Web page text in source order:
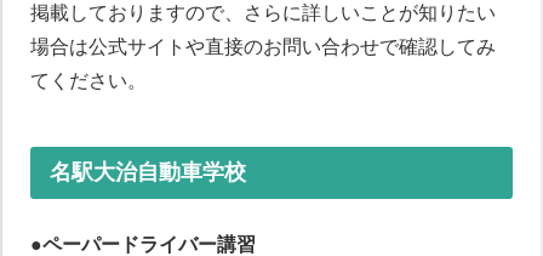
掲載しておりますので、さらに詳しいことが知りたい
場合は公式サイトや直接のお問い合わせで確認してみ
てください。
名駅大治自動車学校
●ペーパードライバー講習